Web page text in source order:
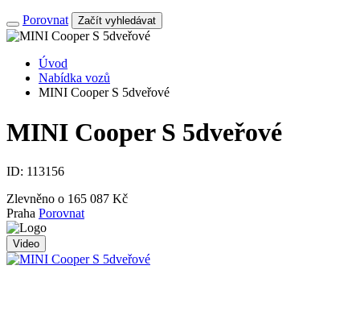
Porovnat Začít vyhledávat
Úvod
Nabídka vozů
MINI Cooper S 5dveřové
MINI Cooper S 5dveřové
ID: 113156
Zlevněno o 165 087 Kč
Praha Porovnat
Video